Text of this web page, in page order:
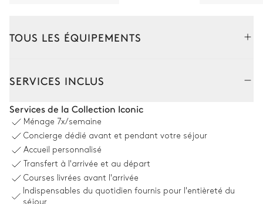
TOUS LES ÉQUIPEMENTS
Vue sur la mer
9Transats
À débordement · Nage à
contre-courant ·
Hydromassage
SERVICES INCLUS
Services de la Collection Iconic
Ménage 7x/semaine
Concierge dédié avant et pendant votre séjour
Accueil personnalisé
Transfert à l'arrivée et au départ
Courses livrées avant l'arrivée
Indispensables du quotidien fournis pour l'entièreté du
séjour